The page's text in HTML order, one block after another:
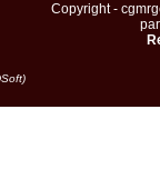
Copyright -